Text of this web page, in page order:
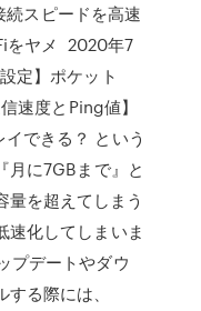
続スピードを高速
をヤメ 2020年7
定】ポケット
速度とPing値】
できる？ という
月に7GBまで』と
を超えてしまう
速化してしまいま
プデートやダウ
る際には、